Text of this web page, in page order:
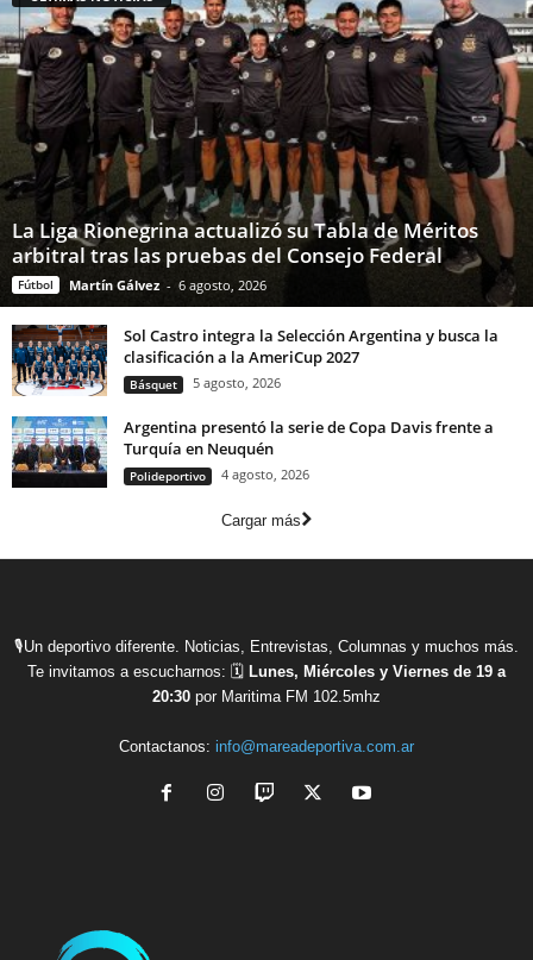
La Liga Rionegrina actualizó su Tabla de Méritos
arbitral tras las pruebas del Consejo Federal
Fútbol Martín Gálvez - 6 agosto, 2026
Sol Castro integra la Selección Argentina y busca la
clasificación a la AmeriCup 2027
Básquet 5 agosto, 2026
Argentina presentó la serie de Copa Davis frente a
Turquía en Neuquén
Polideportivo 4 agosto, 2026
Cargar más
🎙Un deportivo diferente. Noticias, Entrevistas, Columnas y muchos más.
Te invitamos a escucharnos: 🗓 Lunes, Miércoles y Viernes de 19 a
20:30 por Maritima FM 102.5mhz
Contactanos: info@mareadeportiva.com.ar